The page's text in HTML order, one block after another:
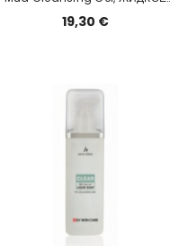
МЫЛО-ГЕЛЬ С ГРЯЗЬЮ
19,30 €